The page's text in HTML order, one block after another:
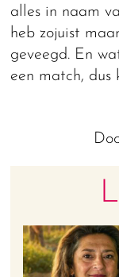
alles in naam
heb zojuist
geveegd. En
een match, dus